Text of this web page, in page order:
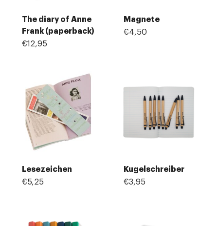
The diary of Anne
Frank (paperback)
€12,95
Magnete
€4,50
Lesezeichen
€5,25
Kugelschreiber
€3,95